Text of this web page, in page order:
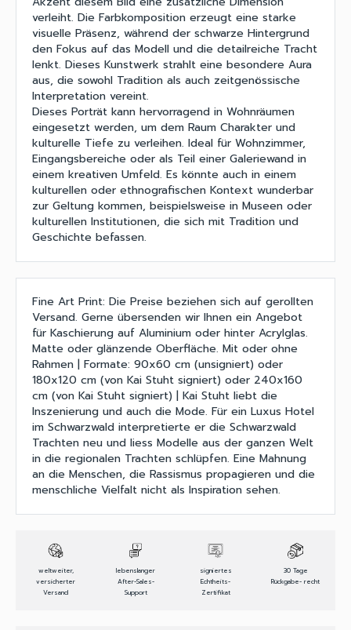
verleiht. Die Farbkomposition erzeugt eine starke
visuelle Präsenz, während der schwarze Hintergrund
den Fokus auf das Modell und die detailreiche Tracht
lenkt. Dieses Kunstwerk strahlt eine besondere Aura
aus, die sowohl Tradition als auch zeitgenössische
Interpretation vereint.
Dieses Porträt kann hervorragend in Wohnräumen
eingesetzt werden, um dem Raum Charakter und
kulturelle Tiefe zu verleihen. Ideal für Wohnzimmer,
Eingangsbereiche oder als Teil einer Galeriewand in
einem kreativen Umfeld. Es könnte auch in einem
kulturellen oder ethnografischen Kontext wunderbar
zur Geltung kommen, beispielsweise in Museen oder
kulturellen Institutionen, die sich mit Tradition und
Geschichte befassen.
Fine Art Print: Die Preise beziehen sich auf gerollten
Versand. Gerne übersenden wir Ihnen ein Angebot
für Kaschierung auf Aluminium oder hinter Acrylglas.
Matte oder glänzende Oberfläche. Mit oder ohne
Rahmen | Formate: 90x60 cm (unsigniert) oder
180x120 cm (von Kai Stuht signiert) oder 240x160
cm (von Kai Stuht signiert) | Kai Stuht liebt die
Inszenierung und auch die Mode. Für ein Luxus Hotel
im Schwarzwald interpretierte er die Schwarzwald
Trachten neu und liess Modelle aus der ganzen Welt
in die regionalen Trachten schlüpfen. Eine Mahnung
an die Menschen, die Rassismus propagieren und die
menschliche Vielfalt nicht als Inspiration sehen.
weltweiter,
versicherter
Versand
lebenslanger
After-Sales-
Support
signiertes
Echtheits-
Zertifikat
30 Tage
Rückgabe- recht